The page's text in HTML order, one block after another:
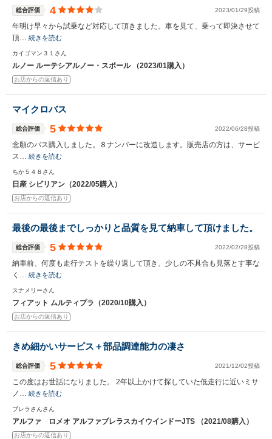
総合評価 4 2023/01/29投稿
年明け早々から試乗など対応して頂きました。車を見て、乗って即決させて
頂… 続きを読む
カイゴマン３１さん
ルノー ルーテシアルノー・スポール （2023/01購入）
お店からの返信あり
マイクロバス
総合評価 5 2022/06/28投稿
念願のバス購入しました。８ナンバーに改造します。販売店の方は、サービ
ス… 続きを読む
ちか５４８さん
日産 シビリアン（2022/05購入）
お店からの返信あり
最後の最後までしっかりと品質を見て納車して頂けました。
総合評価 5 2022/02/28投稿
納車前、何度も走行テストを繰り返して頂き、少しの不具合も見落とす事な
く… 続きを読む
スナメリーさん
フィアット ムルティプラ（2020/10購入）
お店からの返信あり
きめ細かいサービス＋部品調達能力の凄さ
総合評価 5 2021/12/02投稿
この度はお世話になりました。 2年以上かけて探していた低走行に近いミサ
ノ… 続きを読む
ブレラさんさん
アルファ ロメオ アルファブレラスカイウインドーJTS （2021/08購入）
お店からの返信あり